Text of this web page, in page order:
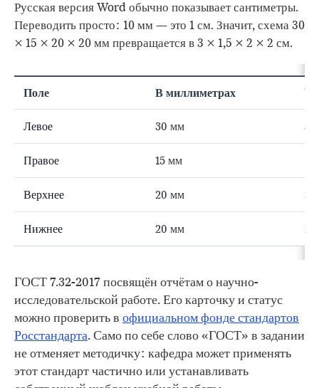
Русская версия Word обычно показывает сантиметры.
Переводить просто: 10 мм — это 1 см. Значит, схема 30
× 15 × 20 × 20 мм превращается в 3 × 1,5 × 2 × 2 см.
Поле В миллиметрах
Левое 30 мм 3
Правое 15 мм
Верхнее 20 мм 2
Нижнее 20 мм 2
ГОСТ 7.32-2017 посвящён отчётам о научно-
исследовательской работе. Его карточку и статус
можно проверить в официальном фонде стандартов
Росстандарта. Само по себе слово «ГОСТ» в задании
не отменяет методичку: кафедра может применять
этот стандарт частично или устанавливать